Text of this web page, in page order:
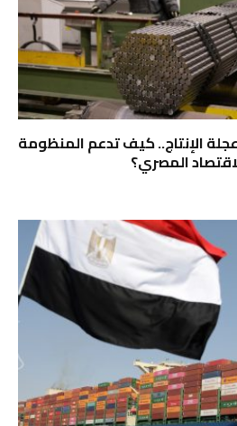
الإنتاج.. كيف تدعم المنظومة
المصري؟